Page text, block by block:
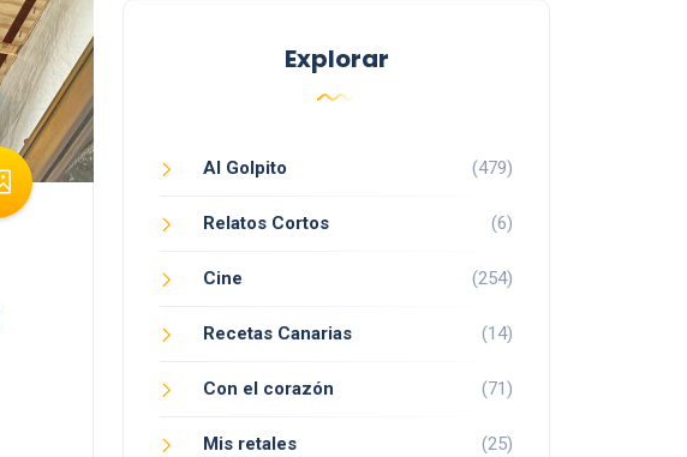
Explorar
Al Golpito (479)
Relatos Cortos (6)
Cine (254)
Recetas Canarias (14)
Con el corazón (71)
Mis retales (25)